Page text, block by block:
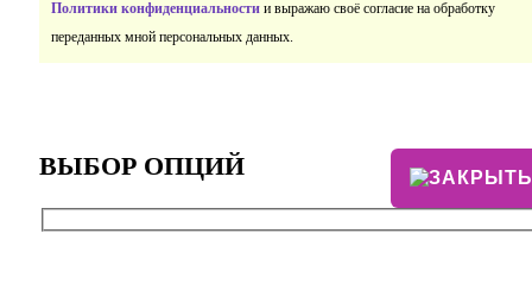
Политики конфиденциальности и выражаю своё согласие на обработку
переданных мной персональных данных.
ВЫБОР ОПЦИЙ